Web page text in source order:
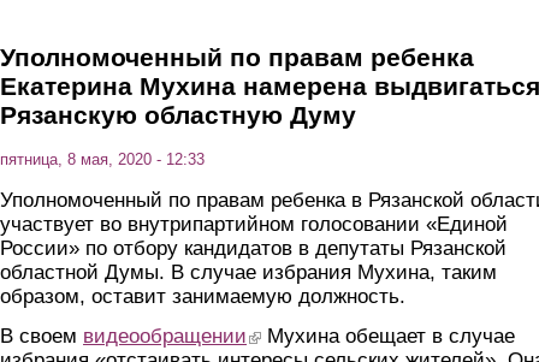
Уполномоченный по правам ребенка
Екатерина Мухина намерена
Рязанскую областную Думу
пятница, 8 мая, 2020 - 12:33
Уполномоченный по правам ребенка в Рязанской
участвует во внутрипартийном голосовании «Единой
России» по отбору кандидатов в депутаты Рязанской
областной Думы. В случае избрания Мухина, таким
образом, оставит занимаемую должность.
В своем видеообращении (link is external)
Мухина обещает в случае